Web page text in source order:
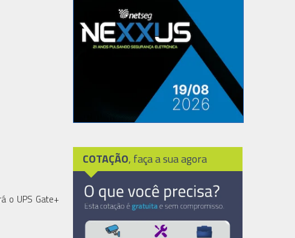
o UPS Gate+
COTAÇÃO, faça a sua agora